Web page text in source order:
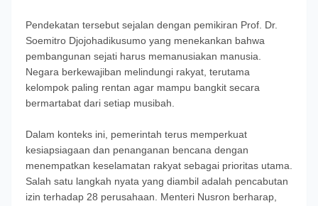
Pendekatan tersebut sejalan dengan pemikiran Prof. Dr.
Soemitro Djojohadikusumo yang menekankan bahwa
pembangunan sejati harus memanusiakan manusia.
Negara berkewajiban melindungi rakyat, terutama
kelompok paling rentan agar mampu bangkit secara
bermartabat dari setiap musibah.
Dalam konteks ini, pemerintah terus memperkuat
kesiapsiagaan dan penanganan bencana dengan
menempatkan keselamatan rakyat sebagai prioritas utama.
Salah satu langkah nyata yang diambil adalah pencabutan
izin terhadap 28 perusahaan. Menteri Nusron berharap,